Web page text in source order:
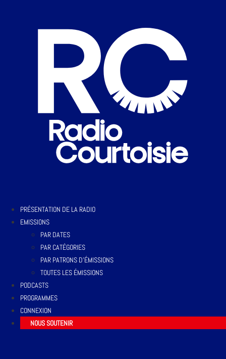
PRÉSENTATION DE LA RADIO
EMISSIONS
PAR DATES
PAR CATÉGORIES
PAR PATRONS D’ÉMISSIONS
TOUTES LES ÉMISSIONS
PODCASTS
PROGRAMMES
CONNEXION
NOUS SOUTENIR